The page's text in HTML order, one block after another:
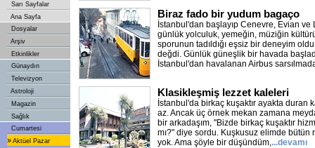
Sarı Sayfalar
Ana Sayfa
Dosyalar
Arşiv
Etkinlikler
Günaydın
Televizyon
Astroloji
Magazin
Sağlık
Cumartesi
» Aktüel Pazar
Biraz fado bir yudum bagaço
İstanbul'dan başlayıp Cenevre, Evian
günlük yolculuk, yemeğin, müziğin
sporunun tadıldığı eşsiz bir deneyim
değdi. Günlük güneşlik bir havada
İstanbul'dan havalanan Airbus
Klasikleşmiş lezzet kaleleri
İstanbul'da birkaç kuşaktır ayakta duran
az. Ancak üç örnek mekan zamana
bir arkadaşım, "Bizde birkaç kuşaktır
mı?" diye sordu. Kuşkusuz elimde bütün
yok. Ama şöyle bir düşündüm,...devamı